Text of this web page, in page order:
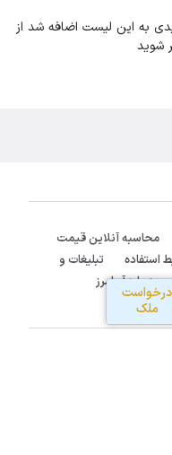
درخواست
ملک
به این لیست اضافه شد از
شوید
محاسبه آنلاین قیمت
استفاده
تبلیغات و
درباره آریامرز